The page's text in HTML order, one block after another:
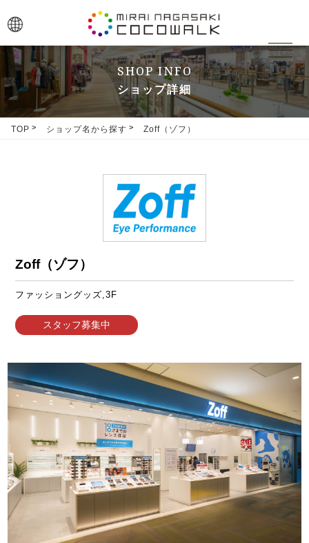
toggle
SHOP INFO
ショップ詳細
TOP ショップ名から探す Zoff（ゾフ）
Zoff（ゾフ）
ファッショングッズ,3F
スタッフ募集中